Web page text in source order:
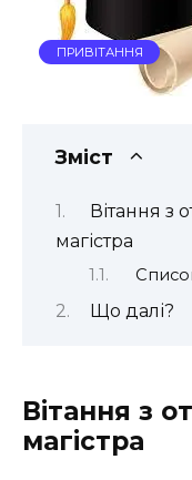
ПРИВІТАННЯ
Зміст
Вітання
магістра
Що далі?
Вітання з
магістра